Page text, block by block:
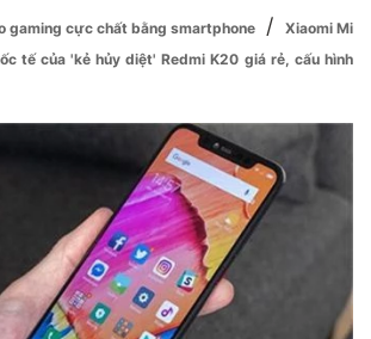
gaming cực chất bằng smartphone /
Xiaomi Mi
tế của 'kẻ hủy diệt' Redmi K20 giá rẻ, cấu hình